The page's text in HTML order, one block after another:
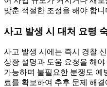
맞춘 적절한 조정을 해야 합니
사고 발생 시 대처 요령
사고 발생 시에는 즉시 경찰
상황 설명과 도움 요청을 해
가능하며 불필요한 분쟁도 예
료를 확보하여 추후 문제 해